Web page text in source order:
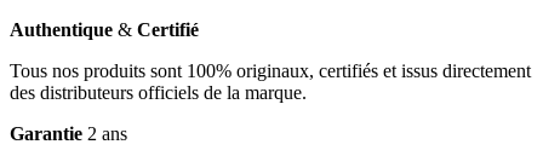
Authentique & Certifié
Tous nos produits sont 100% originaux, certifiés et issus directement
des distributeurs officiels de la marque.
Garantie 2 ans